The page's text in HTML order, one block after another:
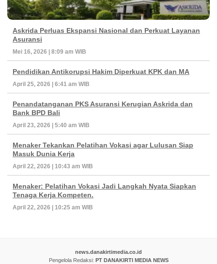
Askrida Perluas Ekspansi Nasional dan Perkuat Layanan
Asuransi
Mei 16, 2026 | 8:09 am WIB
Pendidikan Antikorupsi Hakim Diperkuat KPK dan MA
April 25, 2026 | 6:41 am WIB
Penandatanganan PKS Asuransi Kerugian Askrida dan
Bank BPD Bali
April 23, 2026 | 5:40 am WIB
Menaker Tekankan Pelatihan Vokasi agar Lulusan Siap
Masuk Dunia Kerja
April 22, 2026 | 10:43 am WIB
Menaker: Pelatihan Vokasi Jadi Langkah Nyata Siapkan
Tenaga Kerja Kompeten.
April 22, 2026 | 10:25 am WIB
news.danakirtimedia.co.id
Pengelola Redaksi: PT DANAKIRTI MEDIA NEWS